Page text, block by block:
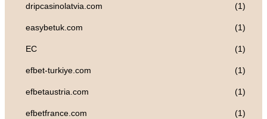
dripcasinolatvia.com (1)
easybetuk.com (1)
EC (1)
efbet-turkiye.com (1)
efbetaustria.com (1)
efbetfrance.com (1)